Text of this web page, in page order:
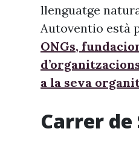
llenguatge
Autoventio està
ONGs,
a la seva
Carrer de